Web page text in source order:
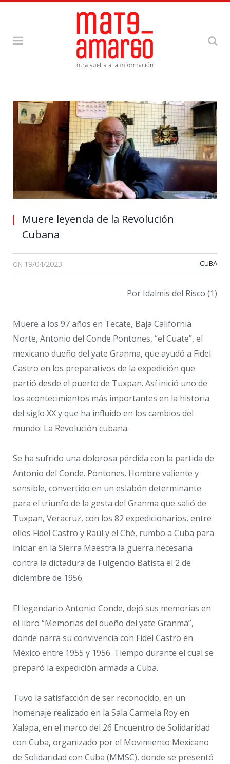
Muere leyenda de la Revolución
Cubana
ON 19/04/2023 CUBA
Por Idalmis del Risco (1)
Muere a los 97 años en Tecate, Baja California
Norte, Antonio del Conde Pontones, “el Cuate”, el
mexicano dueño del yate Granma, que ayudó a Fidel
Castro en los preparativos de la expedición que
partió desde el puerto de Tuxpan. Así inició uno de
los acontecimientos más importantes en la historia
del siglo XX y que ha influido en los cambios del
mundo: La Revolución cubana.
Se ha sufrido una dolorosa pérdida con la partida de
Antonio del Conde. Pontones. Hombre valiente y
sensible, convertido en un eslabón determinante
para el triunfo de la gesta del Granma que salió de
Tuxpan, Veracruz, con los 82 expedicionarios, entre
ellos Fidel Castro y Raúl y el Ché, rumbo a Cuba para
iniciar en la Sierra Maestra la guerra necesaria
contra la dictadura de Fulgencio Batista el 2 de
diciembre de 1956.
El legendario Antonio Conde, dejó sus memorias en
el libro “Memorias del dueño del yate Granma”,
donde narra su convivencia con Fidel Castro en
México entre 1955 y 1956. Tiempo durante el cual se
preparó la expedición armada a Cuba.
Tuvo la satisfacción de ser reconocido, en un
homenaje realizado en la Sala Carmela Roy en
Xalapa, en el marco del 26 Encuentro de Solidaridad
con Cuba, organizado por el Movimiento Mexicano
de Solidaridad con Cuba (MMSC), donde se presentó